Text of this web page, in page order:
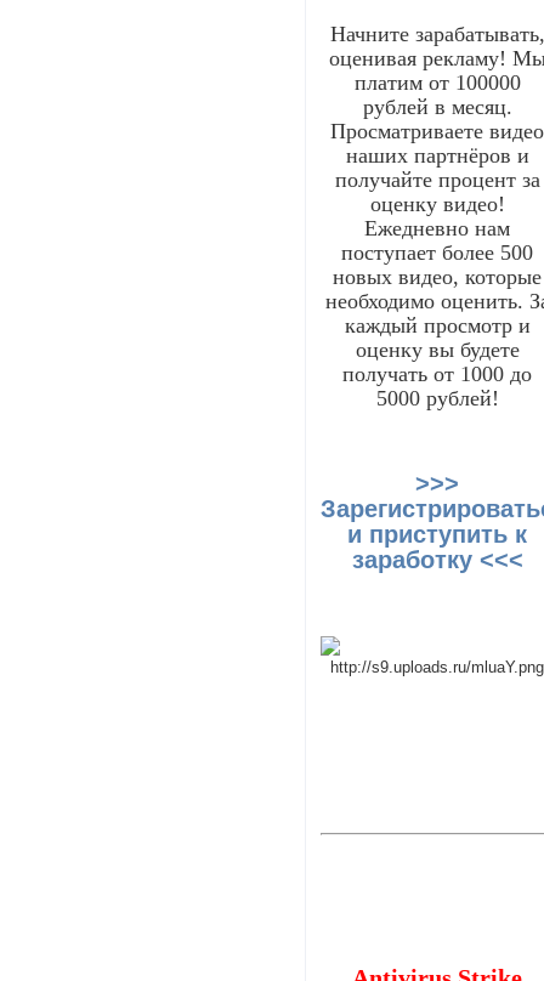
Начните зарабатывать,
оценивая рекламу!
платим от 100000
рублей в месяц.
Просматриваете видео
наших партнёров и
получайте процент за
оценку видео!
Ежедневно нам
поступает более 500
новых видео, которые
необходимо оценить.
каждый просмотр и
оценку вы будете
получать от 1000 до
5000 рублей!
>>>
и приступить к
заработку <<<